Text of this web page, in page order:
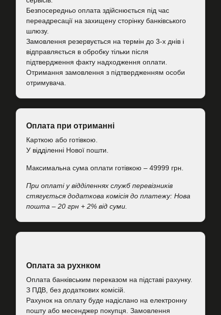
Безпосередньо оплата здійснюється під час
переадресації на захищену сторінку банківського
шлюзу.
Замовлення резервується на термін до 3-х днів і
відправляється в обробку тільки після
підтвердження факту надходження оплати.
Отримання замовлення з підтвердженням особи
отримувача.
Оплата при отриманні
Карткою або готівкою.
У відділенні Нової пошти.
Максимальна сума оплати готівкою – 49999 грн.
При оплаті у відділеннях служб перевізників
стягується додаткова комісія до платежу: Нова
пошта – 20 грн + 2% від суми.
Оплата за рухнком
Оплата банківським переказом на підставі рахунку.
З ПДВ, без додаткових комісій.
Рахунок на оплату буде надіслано на електронну
пошту або месенджер покупця. Замовлення